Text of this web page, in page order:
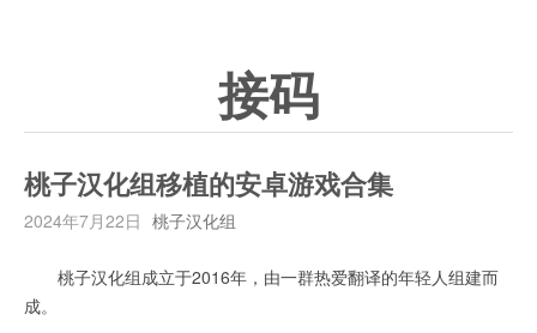
接码
桃子汉化组移植的安卓游戏合集
2024年7月22日 桃子汉化组
桃子汉化组成立于2016年，由一群热爱翻译的年轻人组建而
成。